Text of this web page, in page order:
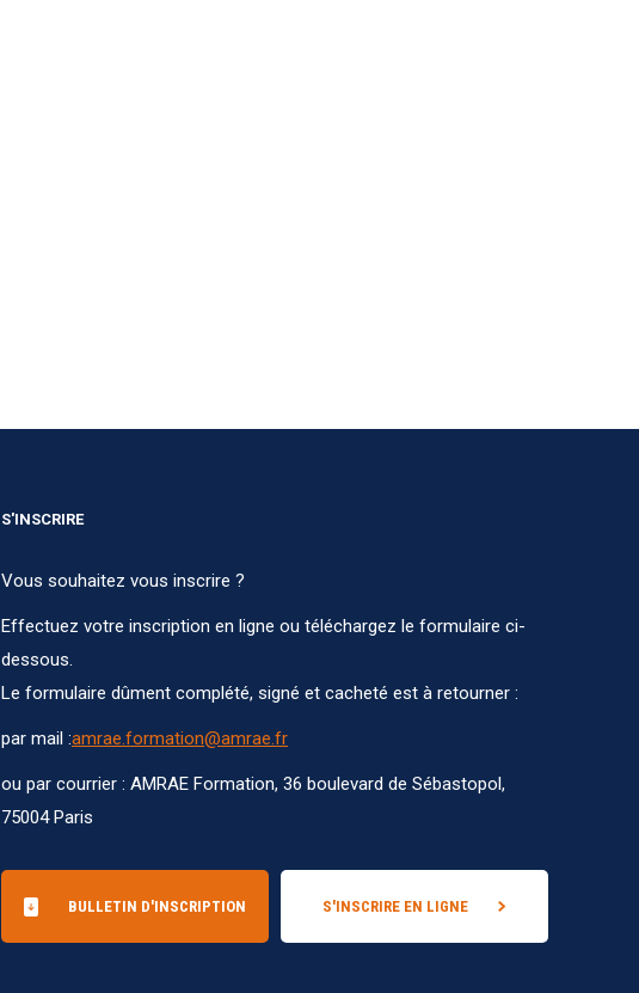
S'INSCRIRE
Vous souhaitez vous inscrire ?
Effectuez votre inscription en ligne ou téléchargez le formulaire ci-
dessous.
Le formulaire dûment complété, signé et cacheté est à retourner :
par mail :amrae.formation@amrae.fr
ou par courrier : AMRAE Formation, 36 boulevard de Sébastopol,
75004 Paris
BULLETIN D'INSCRIPTION S'INSCRIRE EN LIGNE